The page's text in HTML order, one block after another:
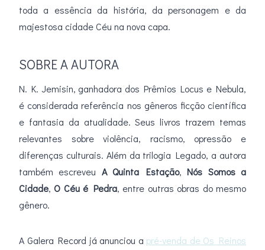
toda a essência da história, da personagem e da
majestosa cidade Céu na nova capa.
SOBRE A AUTORA
N. K. Jemisin, ganhadora dos Prêmios Locus e Nebula,
é considerada referência nos gêneros ficção científica
e fantasia da atualidade. Seus livros trazem temas
relevantes sobre violência, racismo, opressão e
diferenças culturais. Além da trilogia Legado, a autora
também escreveu A Quinta Estação,Nós Somos a
Cidade, O Céu é Pedra, entre outras obras do mesmo
gênero.
A Galera Record já anunciou a pré-venda de Os Reinos